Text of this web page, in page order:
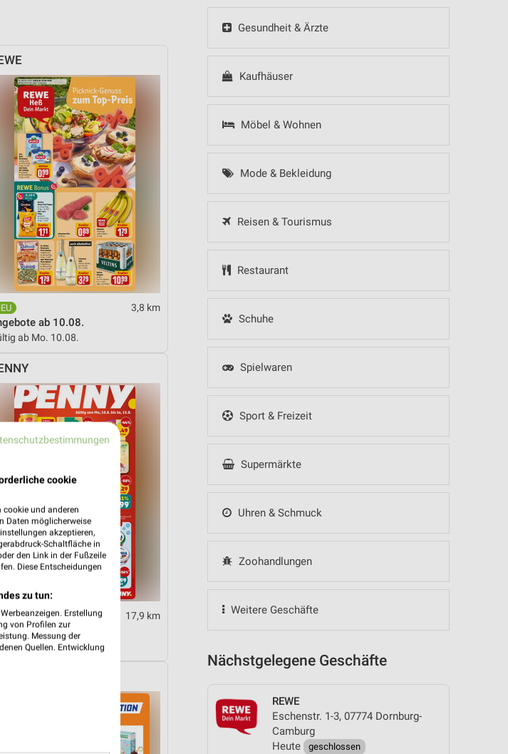
Gesundheit & Ärzte
Kaufhäuser
Möbel & Wohnen
Mode & Bekleidung
Reisen & Tourismus
Restaurant
Schuhe
Spielwaren
Sport & Freizeit
Supermärkte
Uhren & Schmuck
Zoohandlungen
Weitere Geschäfte
Nächstgelegene Geschäfte
REWE
Eschenstr. 1-3, 07774 Dornburg-
Camburg
Heute
geschlossen
3,8 km
ab 10.08.
ab Mo. 10.08.
17,9 km
ab 10.08.
ab Mo. 10.08.
cookie
cookie und anderen
Daten möglicherweise
akzeptieren,
Schaltfläche in
den Link in der Fußzeile
Diese Entscheidungen
zu tun:
Erstellung
von Profilen zur
Messung der
Quellen. Entwicklung